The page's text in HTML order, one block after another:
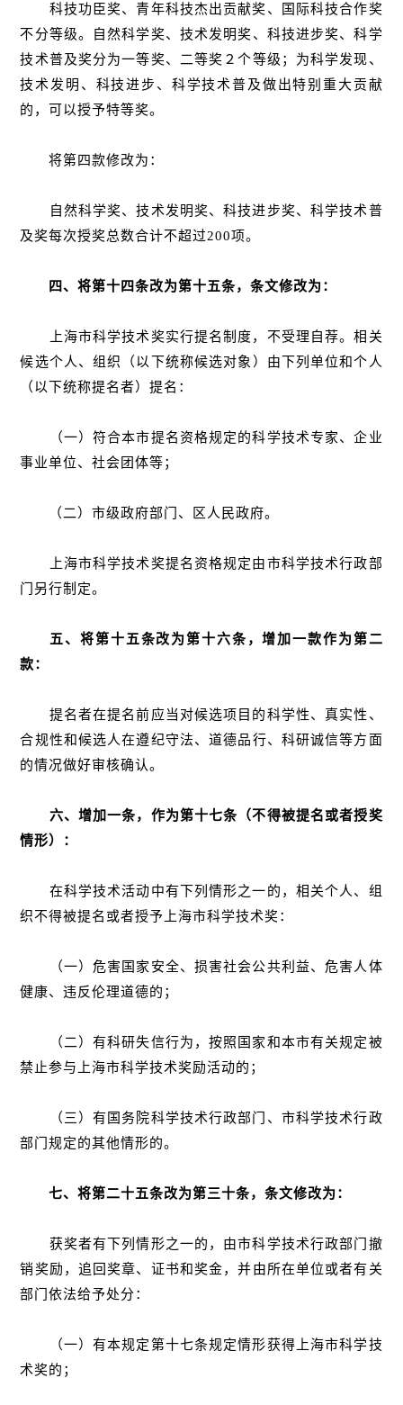
科技功臣奖、青年科技杰出贡献奖、国际科技合作奖
不分等级。自然科学奖、技术发明奖、科技进步奖、科学
技术普及奖分为一等奖、二等奖２个等级；为科学发现、
技术发明、科技进步、科学技术普及做出特别重大贡献
的，可以授予特等奖。
将第四款修改为：
自然科学奖、技术发明奖、科技进步奖、科学技术普
及奖每次授奖总数合计不超过200项。
四、将第十四条改为第十五条，条文修改为：
上海市科学技术奖实行提名制度，不受理自荐。相关
候选个人、组织（以下统称候选对象）由下列单位和个人
（以下统称提名者）提名：
（一）符合本市提名资格规定的科学技术专家、企业
事业单位、社会团体等；
（二）市级政府部门、区人民政府。
上海市科学技术奖提名资格规定由市科学技术行政部
门另行制定。
五、将第十五条改为第十六条，增加一款作为第二
款：
提名者在提名前应当对候选项目的科学性、真实性、
合规性和候选人在遵纪守法、道德品行、科研诚信等方面
的情况做好审核确认。
六、增加一条，作为第十七条（不得被提名或者授奖
情形）：
在科学技术活动中有下列情形之一的，相关个人、组
织不得被提名或者授予上海市科学技术奖：
（一）危害国家安全、损害社会公共利益、危害人体
健康、违反伦理道德的；
（二）有科研失信行为，按照国家和本市有关规定被
禁止参与上海市科学技术奖励活动的；
（三）有国务院科学技术行政部门、市科学技术行政
部门规定的其他情形的。
七、将第二十五条改为第三十条，条文修改为：
获奖者有下列情形之一的，由市科学技术行政部门撤
销奖励，追回奖章、证书和奖金，并由所在单位或者有关
部门依法给予处分：
（一）有本规定第十七条规定情形获得上海市科学技
术奖的；